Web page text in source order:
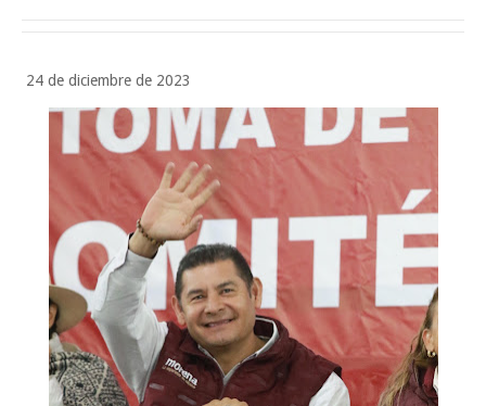
24 de diciembre de 2023